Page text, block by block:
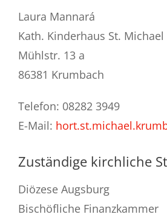
Laura Mannará
Kath. Kinderhaus St. Michael
Mühlstr. 13 a
86381 Krumbach
Telefon: 08282 3949
E-Mail:
Zuständige kirchliche
Diözese Augsburg
Bischöfliche Finanzkammer